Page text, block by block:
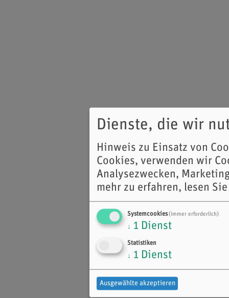
Dienste, die wir
Hinweis zu Einsatz von
Cookies, verwenden wir
Analysezwecken,
mehr zu erfahren, lesen
Systemcookies(immer erforderlich)
↓ 1 Dienst
Statistiken
↓ 1 Dienst
Ausgewählte akzeptieren